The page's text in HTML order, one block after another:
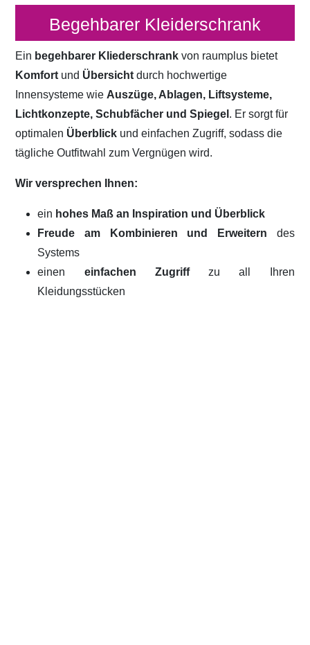
Begehbarer Kleiderschrank
Ein begehbarer Kliederschrankvon raumplus bietet
Komfort und Übersicht durch hochwertige
Innensysteme wie Auszüge, Ablagen, Liftsysteme,
Lichtkonzepte, Schubfächer und Spiegel . Er sorgt für
optimalen Überblick und einfachen Zugriff, sodass die
tägliche Outfitwahl zum Vergnügen wird.
Wir versprechen Ihnen:
ein hohes Maß an Inspiration und Überblick
Freude am Kombinieren und Erweitern des
Systems
einen einfachen Zugriffzu all Ihren
Kleidungsstücken